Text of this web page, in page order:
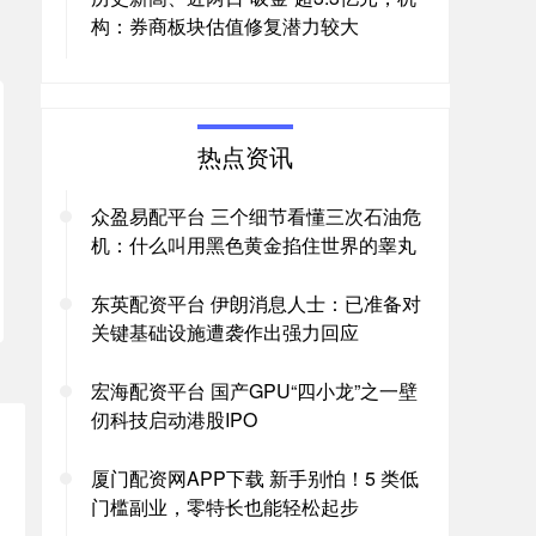
构：券商板块估值修复潜力较大
热点资讯
众盈易配平台 三个细节看懂三次石油危
机：什么叫用黑色黄金掐住世界的睾丸
东英配资平台 伊朗消息人士：已准备对
关键基础设施遭袭作出强力回应
宏海配资平台 国产GPU“四小龙”之一壁
仞科技启动港股IPO
厦门配资网APP下载 新手别怕！5 类低
门槛副业，零特长也能轻松起步